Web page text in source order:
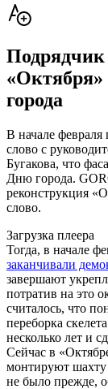
Подрядчик
«Октября»
города
В начале февраля
слово с
Бугакова, что
Дню города.
реконструкция
слово.
Загрузка плеера
Тогда, в начале
заканчивали
завершают
потратив на это
считалось, что
переборка
несколько лет и
Сейчас в
монтируют
не было прежде,